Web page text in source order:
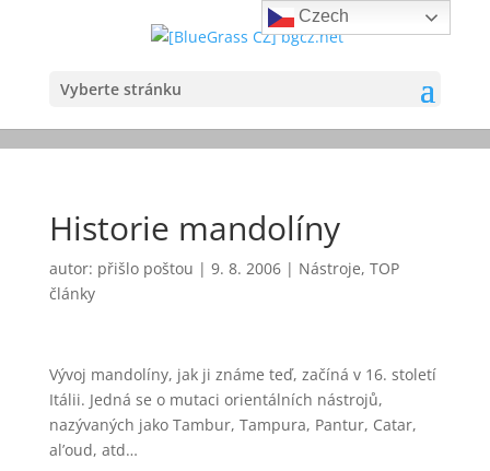
Vyberte stránku
Historie mandolíny
autor: přišlo poštou | 9. 8. 2006| Nástroje, TOP
články
Vývoj mandolíny, jak ji známe teď, začíná v 16. století
Itálii. Jedná se o mutaci orientálních nástrojů,
nazývaných jako Tambur, Tampura, Pantur, Catar,
al’oud, atd…
Czech